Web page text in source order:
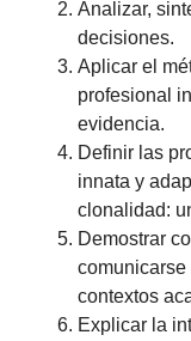
Analizar,
decisiones.
Aplicar el
profesional
evidencia.
Definir las
innata y
clonalidad:
Demostrar
comunicarse
contextos
Explicar la